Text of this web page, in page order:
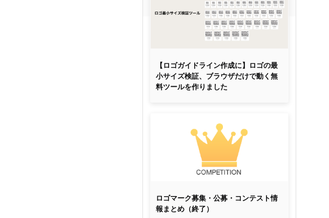
【ロゴガイドライン作成に】ロゴの最
小サイズ検証、ブラウザだけで動く無
料ツールを作りました
ロゴマーク募集・公募・コンテスト情
報まとめ（終了）